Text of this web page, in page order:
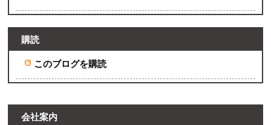
購読
このブログを購読
会社案内